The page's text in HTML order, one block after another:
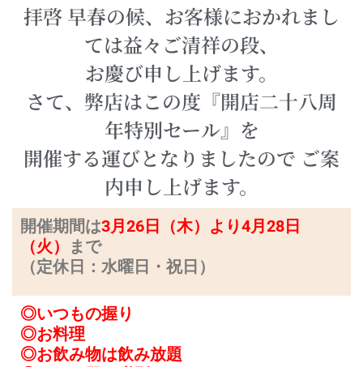
拝啓 早春の候、お客様におかれまし
ては益々ご清祥の段、
お慶び申し上げます。
さて、弊店はこの度『開店二十八周
年特別セール』を
開催する運びとなりましたので ご案
内申し上げます。
開催期間は3月26日（木）より4月28日
（火）
まで
（定休日：水曜日・祝日）
◎いつもの握り
◎お料理
◎お飲み物は飲み放題